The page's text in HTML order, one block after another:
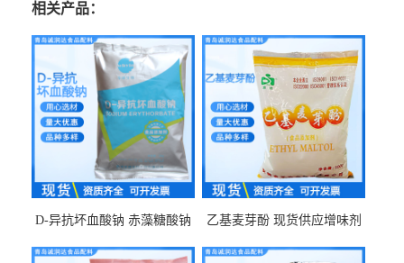
相关产品：
D-异抗坏血酸钠 赤藻糖酸钠
乙基麦芽酚 现货供应增味剂